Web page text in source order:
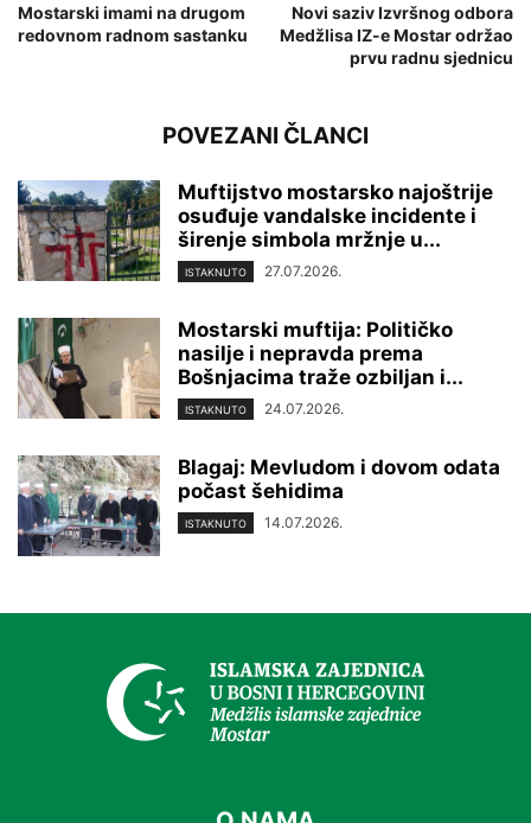
Mostarski imami na drugom
redovnom radnom sastanku
Novi saziv Izvršnog odbora
Medžlisa IZ-e Mostar održao
prvu radnu sjednicu
POVEZANI ČLANCI
Muftijstvo mostarsko najoštrije
osuđuje vandalske incidente i
širenje simbola mržnje u...
ISTAKNUTO 27.07.2026.
Mostarski muftija: Političko
nasilje i nepravda prema
Bošnjacima traže ozbiljan i...
ISTAKNUTO 24.07.2026.
Blagaj: Mevludom i dovom odata
počast šehidima
ISTAKNUTO 14.07.2026.